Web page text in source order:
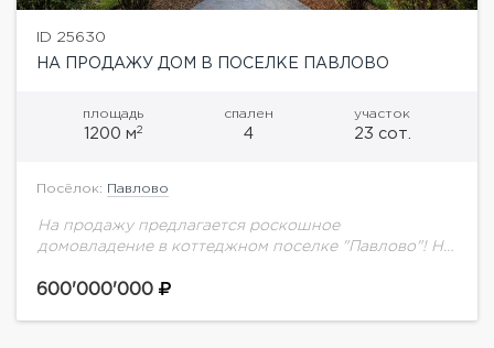
ID 25630
НА ПРОДАЖУ ДОМ В ПОСЕЛКЕ ПАВЛОВО
площадь
1200 м2
спален
4
участок
23 сот.
Посёлок: Павлово
На продажу предлагается роскошное
домовладение в коттеджном поселке "Павлово"! На
дизайн.Планировка дома:1 этаж: гараж, гардеробная,
600'000'000